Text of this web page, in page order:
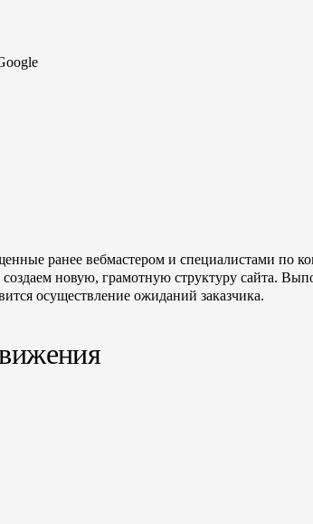
ранее вебмастером и специалистами по
новую, грамотную структуру сайта.
осуществление ожиданий заказчика.